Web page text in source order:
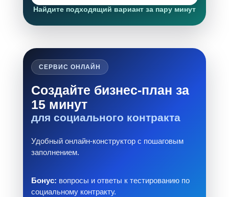
Найдите подходящий вариант за пару минут
СЕРВИС ОНЛАЙН
Создайте бизнес-план за
15 минут
для социального контракта
Удобный онлайн-конструктор с пошаговым
заполнением.
Бонус: вопросы и ответы к тестированию по
социальному контракту.